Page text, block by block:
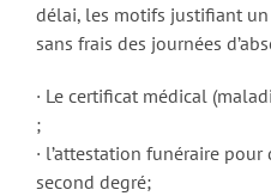
délai, les motifs justifiant
sans frais des journées
· Le certificat médical
;
· l’attestation funéraire pour
second degré;